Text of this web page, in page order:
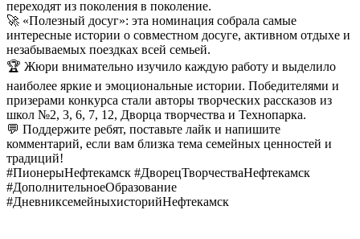
переходят из поколения в поколение.
🚀 «Полезный досуг»: эта номинация собрала самые
интересные истории о совместном досуге, активном отдыхе и
незабываемых поездках всей семьей.
🏆 Жюри внимательно изучило каждую работу и выделило
наиболее яркие и эмоциональные истории. Победителями и
призерами конкурса стали авторы творческих рассказов из
школ №2, 3, 6, 7, 12, Дворца творчества и Технопарка.
💬 Поддержите ребят, поставьте лайк и напишите
комментарий, если вам близка тема семейных ценностей и
традиций!
#ПионерыНефтекамск #ДворецТворчестваНефтекамск
#ДополнительноеОбразование
#ДневниксемейныхисторийНефтекамск